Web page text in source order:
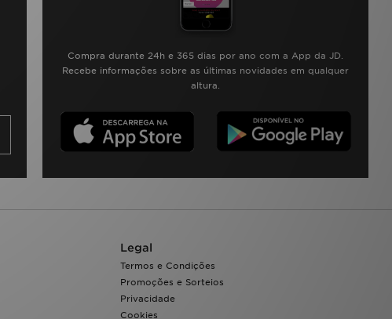
Compra durante 24h e 365 dias por ano com a App da JD.
Recebe informações sobre as últimas novidades em qualquer
altura.
Legal
Termos e Condições
Promoções e Sorteios
Privacidade
Cookies